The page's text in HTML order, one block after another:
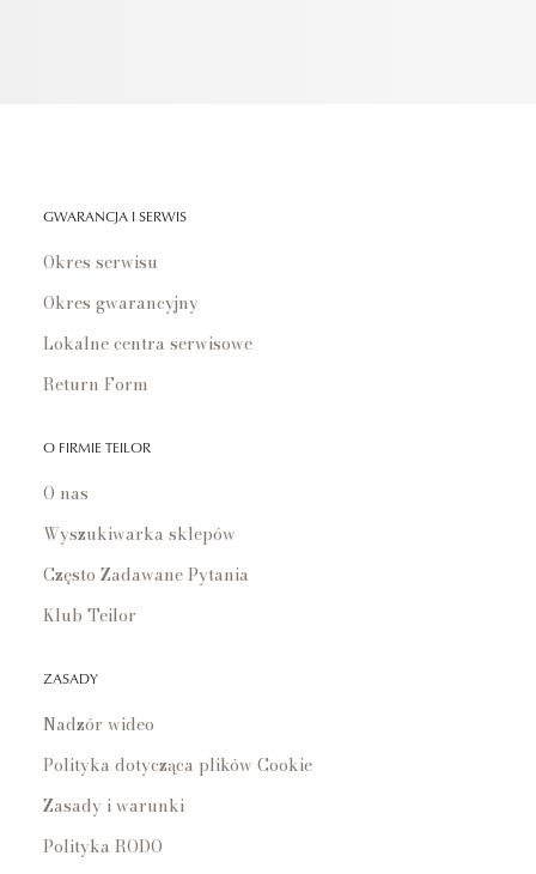
GWARANCJA I SERWIS
Okres serwisu
Okres gwarancyjny
Lokalne centra serwisowe
Return Form
O FIRMIE TEILOR
O nas
Wyszukiwarka sklepów
Często Zadawane Pytania
Klub Teilor
ZASADY
Nadzór wideo
Polityka dotycząca plików Cookie
Zasady i warunki
Polityka RODO